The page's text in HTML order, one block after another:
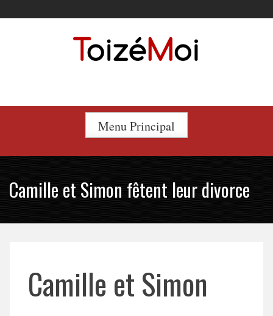
to
Menu Principal
Camille et Simon fêtent leur divorce
Camille et Simon